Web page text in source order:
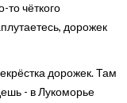
то чёткого
дорожек
дорожек. Там
- в Лукоморье